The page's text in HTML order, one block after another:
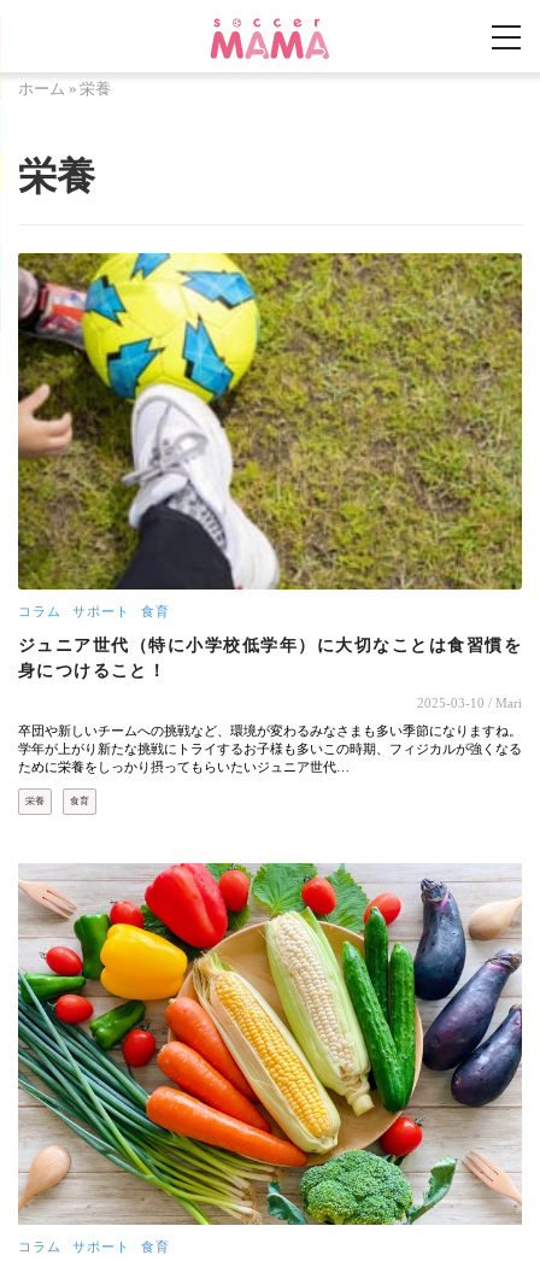
ホーム » 栄養
栄養
コラム サポート 食育
ジュニア世代（特に小学校低学年）に大切なことは食習慣を
身につけること！
2025-03-10 / Mari
卒団や新しいチームへの挑戦など、環境が変わるみなさまも多い季節になりますね。
学年が上がり新たな挑戦にトライするお子様も多いこの時期、フィジカルが強くなる
ために栄養をしっかり摂ってもらいたいジュニア世代…
栄養 食育
コラム サポート 食育